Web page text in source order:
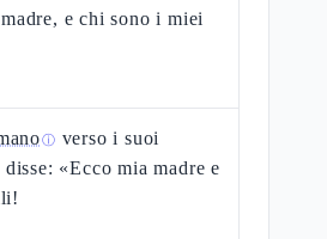
e chi sono i miei
ⓘ verso i suoi
disse: «Ecco mia madre e